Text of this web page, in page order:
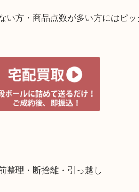
しています
ない方・商品点数が多い方には